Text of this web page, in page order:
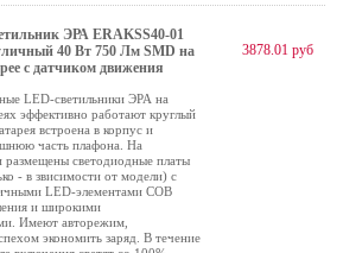
ЭРА ERAKSS40-01
40 Вт 750 Лм SMD на
с датчиком движения
LED-светильники ЭРА на
эффективно работают круглый
встроена в корпус и
часть плафона. На
размещены светодиодные платы
- в звисимости от модели) с
LED-элементами COB
и широкими
Имеют авторежим,
экономить заряд. В течение
3878.01 руб